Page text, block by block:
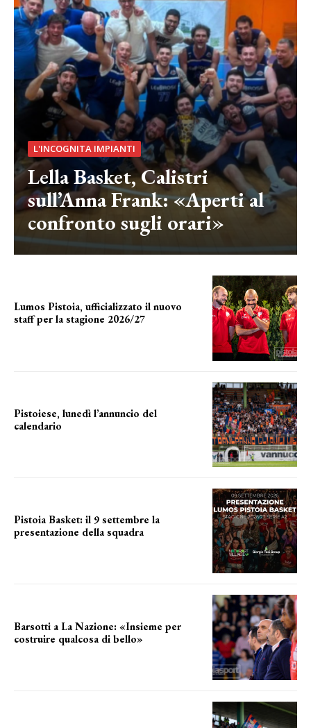
L'INCOGNITA IMPIANTI
Lella Basket, Calistri
sull’Anna Frank: «Aperti al
confronto sugli orari»
Lumos Pistoia, ufficializzato il nuovo
staff per la stagione 2026/27
Pistoiese, lunedì l’annuncio del
calendario
Pistoia Basket: il 9 settembre la
presentazione della squadra
Barsotti a La Nazione: «Insieme per
costruire qualcosa di bello»